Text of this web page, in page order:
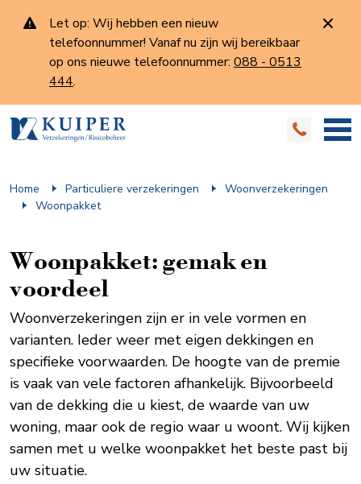
Let op: Wij hebben een nieuw
telefoonnummer! Vanaf nu zijn wij bereikbaar
op ons nieuwe telefoonnummer: 088 - 0513
444.
Home Particuliere verzekeringen
Woonverzekeringen
Woonpakket
Woonpakket: gemak en
voordeel
Woonverzekeringen zijn er in vele vormen en
varianten. Ieder weer met eigen dekkingen en
specifieke voorwaarden. De hoogte van de premie
is vaak van vele factoren afhankelijk. Bijvoorbeeld
van de dekking die u kiest, de waarde van uw
woning, maar ook de regio waar u woont. Wij kijken
samen met u welke woonpakket het beste past bij
uw situatie.